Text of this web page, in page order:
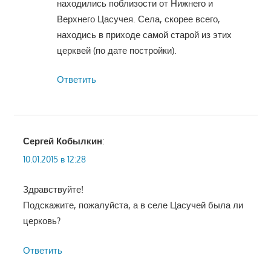
находились поблизости от Нижнего и
Верхнего Цасучея. Села, скорее всего,
находись в приходе самой старой из этих
церквей (по дате постройки).
Ответить
Сергей Кобылкин:
10.01.2015 в 12:28
Здравствуйте!
Подскажите, пожалуйста, а в селе Цасучей была ли
церковь?
Ответить